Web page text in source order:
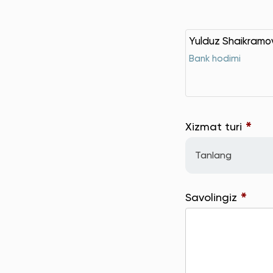
Yulduz
Bank hodimi
Xizmat turi *
Tanlang
Savolingiz *